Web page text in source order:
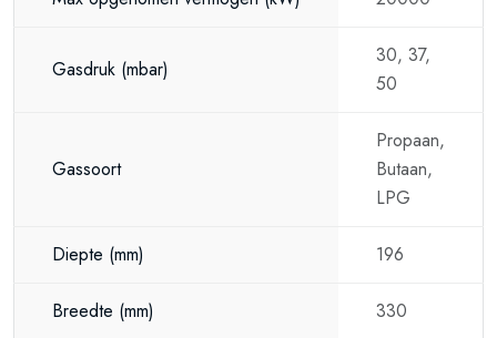
Gasdruk (mbar)
30, 37,
50
Gassoort
Propaan,
Butaan,
LPG
Diepte (mm) 196
Breedte (mm) 330